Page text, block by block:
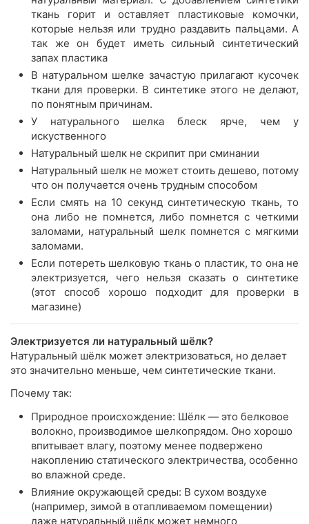
ткань горит и оставляет пластиковые комочки,
которые нельзя или трудно раздавить пальцами. А
так же он будет иметь сильный синтетический
запах пластика
В натуральном шелке зачастую прилагают кусочек
ткани для проверки. В синтетике этого не делают,
по понятным причинам.
У натурального шелка блеск ярче, чем у
искуственного
Натуральный шелк не скрипит при сминании
Натуральный шелк не может стоить дешево, потому
что он получается очень трудным способом
Если смять на 10 секунд синтетическую ткань, то
она либо не помнется, либо помнется с четкими
заломами, натуральный шелк помнется с мягкими
заломами.
Если потереть шелковую ткань о пластик, то она не
электризуется, чего нельзя сказать о синтетике
(этот способ хорошо подходит для проверки в
магазине)
Электризуется ли натуральный шёлк?
Натуральный шёлк может электризоваться, но делает
это значительно меньше, чем синтетические ткани.
Почему так:
Природное происхождение: Шёлк — это белковое
волокно, производимое шелкопрядом. Оно хорошо
впитывает влагу, поэтому менее подвержено
накоплению статического электричества, особенно
во влажной среде.
Влияние окружающей среды: В сухом воздухе
(например, зимой в отапливаемом помещении)
даже натуральный шёлк может немного